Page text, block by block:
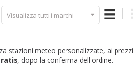
Visualizza tutti i marchi
stazioni meteo personalizzate, ai prezzi
, dopo la conferma dell'ordine.